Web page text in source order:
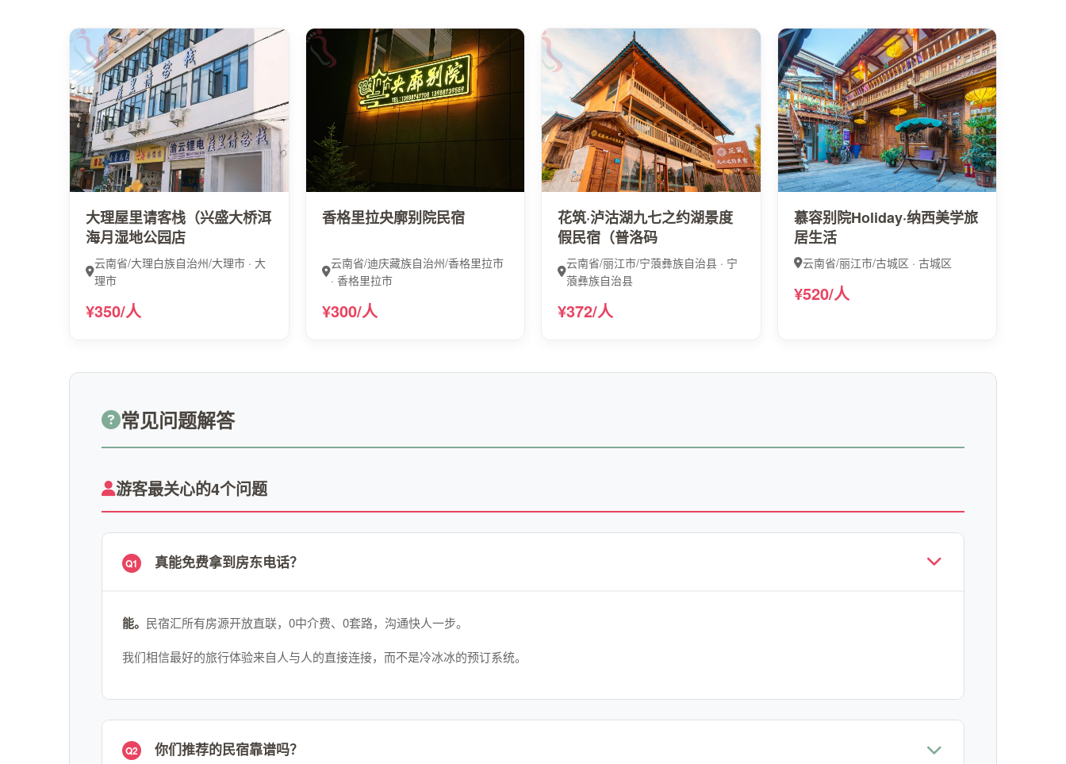
大理屋里请客栈（兴盛大桥洱
海月湿地公园店
云南省/大理白族自治州/大理市 · 大
理市
¥350/人
香格里拉央廓别院民宿
云南省/迪庆藏族自治州/香格里拉市
· 香格里拉市
¥300/人
花筑·泸沽湖九七之约湖景度
假民宿（普洛码
云南省/丽江市/宁蒗彝族自治县 · 宁
蒗彝族自治县
¥372/人
慕容别院Holiday·纳西美学旅
居生活
云南省/丽江市/古城区 · 古城区
¥520/人
常见问题解答
游客最关心的4个问题
Q1 真能免费拿到房东电话？
能。 民宿汇所有房源开放直联，0中介费、0套路，沟通快人一步。
我们相信最好的旅行体验来自人与人的直接连接，而不是冷冰冰的预订系统。
Q2 你们推荐的民宿靠谱吗？